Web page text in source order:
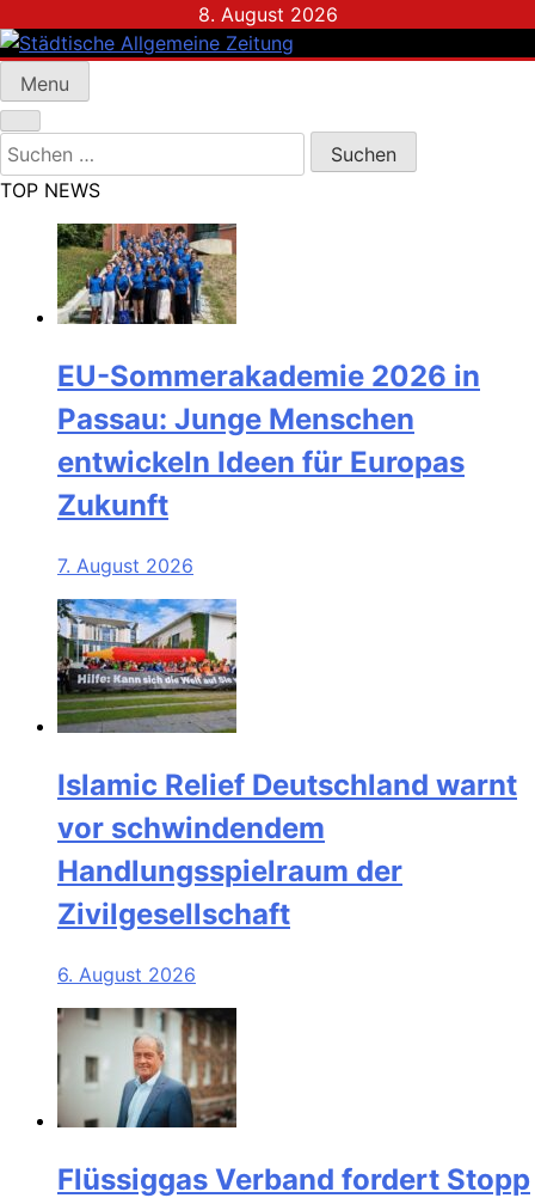
to
content
8. August 2026
Städtische Allgemeine Zeitung
Menu
Suchen
nach:
TOP NEWS
EU-Sommerakademie 2026 in
Passau: Junge Menschen
entwickeln Ideen für Europas
Zukunft
7. August 2026
Islamic Relief Deutschland warnt
vor schwindendem
Handlungsspielraum der
Zivilgesellschaft
6. August 2026
Flüssiggas Verband fordert Stopp